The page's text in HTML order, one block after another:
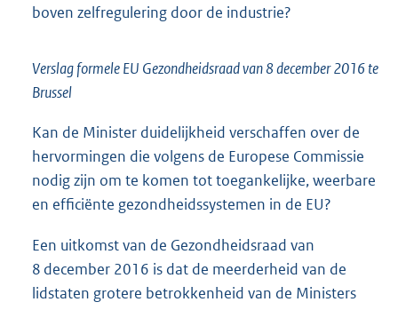
boven zelfregulering door de industrie?
Verslag formele EU Gezondheidsraad van 8 december 2016 te
Brussel
Kan de Minister duidelijkheid verschaffen over de
hervormingen die volgens de Europese Commissie
nodig zijn om te komen tot toegankelijke, weerbare
en efficiënte gezondheidssystemen in de EU?
Een uitkomst van de Gezondheidsraad van
8 december 2016 is dat de meerderheid van de
lidstaten grotere betrokkenheid van de Ministers